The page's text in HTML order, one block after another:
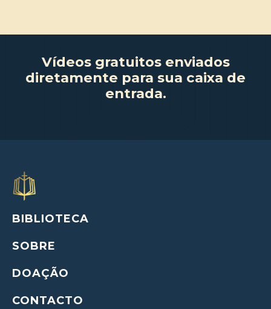
Vídeos gratuitos enviados
diretamente para sua caixa de
entrada.
BIBLIOTECA
SOBRE
DOAÇÃO
CONTACTO